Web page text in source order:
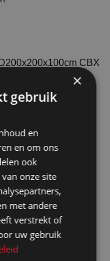
aanbouw
×
gebruik
en
en om ons
ook
onze site
met andere
verstrekt of
uw gebruik